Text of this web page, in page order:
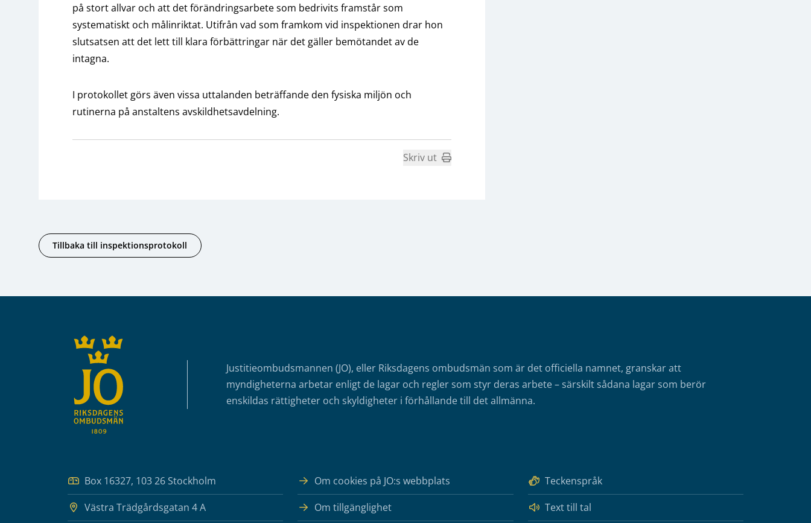
på stort allvar och att det förändringsarbete som bedrivits framstår som
systematiskt och målinriktat. Utifrån vad som framkom vid inspektionen drar hon
slutsatsen att det lett till klara förbättringar när det gäller bemötandet av de
intagna.
I protokollet görs även vissa uttalanden beträffande den fysiska miljön och
rutinerna på anstaltens avskildhetsavdelning.
Skriv ut
Tillbaka till inspektionsprotokoll
Justitieombudsmannen (JO), eller Riksdagens ombudsmän som är det officiella namnet, granskar att
myndigheterna arbetar enligt de lagar och regler som styr deras arbete – särskilt sådana lagar som berör
enskildas rättigheter och skyldigheter i förhållande till det allmänna.
Box 16327, 103 26 Stockholm
Västra Trädgårdsgatan 4 A
Om cookies på JO:s webbplats
Teckenspråk
Om tillgänglighet
Text till tal